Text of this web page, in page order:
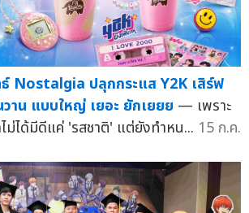
Nostalgia ปลุกกระแส Y2K เสิร์ฟ
าน แบบใหญ่ เยอะ ยักเยยย — เพราะ
ม่ได้มีดีแค่ 'รสชาติ' แต่ยังทำหน... 15 ก.ค.